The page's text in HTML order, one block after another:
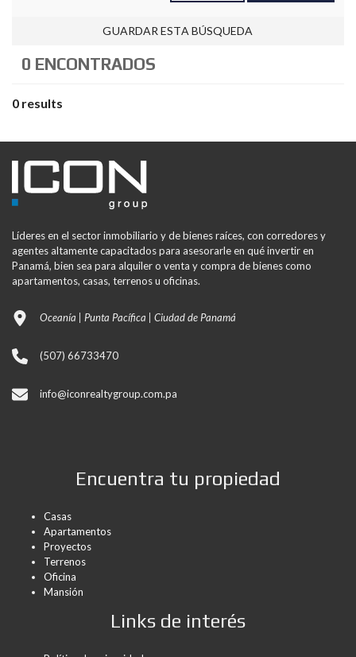
GUARDAR ESTA BÚSQUEDA
0 ENCONTRADOS
0 results
Líderes en el sector inmobiliario y de bienes raíces, con corredores y
agentes altamente capacitados para asesorarle en qué invertir en
Panamá, bien sea para alquiler o venta y compra de bienes como
apartamentos, casas, terrenos u oficinas.
Oceanía | Punta Pacífica | Ciudad de Panamá
(507) 66733470
info@iconrealtygroup.com.pa
Encuentra tu propiedad
Casas
Apartamentos
Proyectos
Terrenos
Oficina
Mansión
Links de interés